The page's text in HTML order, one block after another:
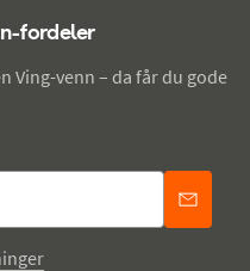
fordeler
Ving-venn – da får du gode